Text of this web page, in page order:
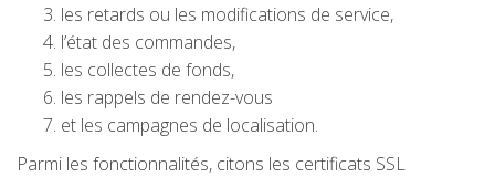
les retards ou les modifications de service,
l’état des commandes,
les collectes de fonds,
les rappels de rendez-vous
et les campagnes de localisation.
Parmi les fonctionnalités, citons les certificats SSL